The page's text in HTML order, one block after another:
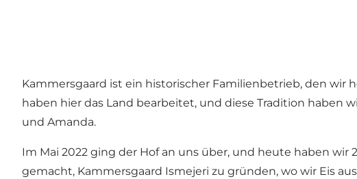
Kammersgaard ist ein historischer Familienbetrieb, den wir
haben hier das Land bearbeitet, und diese Tradition haben
und Amanda.
Im Mai 2022 ging der Hof an uns über, und heute haben
gemacht, Kammersgaard Ismejeri zu gründen, wo wir Eis